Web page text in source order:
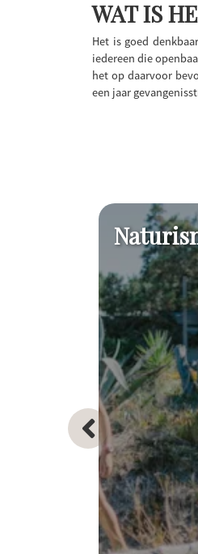
WAT IS
Het is goed
iedereen die
het op daarvoor
een jaar